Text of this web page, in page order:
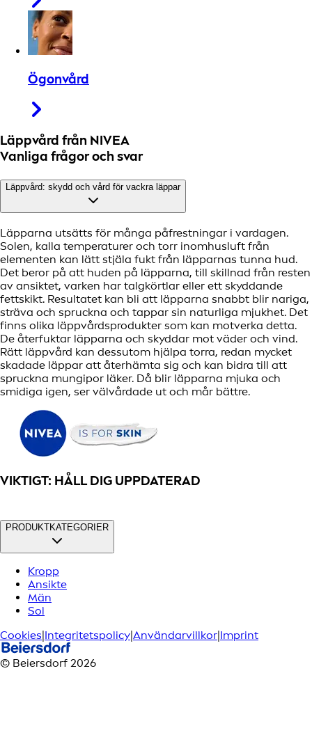
Ögonvård
Läppvård från NIVEA
Vanliga frågor och svar
Läppvård: skydd och vård för vackra läppar
Läpparna utsätts för många påfrestningar i vardagen.
Solen, kalla temperaturer och torr inomhusluft från
elementen kan lätt stjäla fukt från läpparnas tunna hud.
Det beror på att huden på läpparna, till skillnad från resten
av ansiktet, varken har talgkörtlar eller ett skyddande
fettskikt. Resultatet kan bli att läpparna snabbt blir nariga,
sträva och spruckna och tappar sin naturliga mjukhet. Det
finns olika läppvårdsprodukter som kan motverka detta.
De återfuktar läpparna och skyddar mot väder och vind.
Rätt läppvård kan dessutom hjälpa torra, redan mycket
skadade läppar att återhämta sig och kan bidra till att
spruckna mungipor läker. Då blir läpparna mjuka och
smidiga igen, ser välvårdade ut och mår bättre.
VIKTIGT: HÅLL DIG UPPDATERAD
PRODUKTKATEGORIER
Kropp
Ansikte
Män
Sol
Cookies Integritetspolicy Användarvillkor Imprint
© Beiersdorf 2026